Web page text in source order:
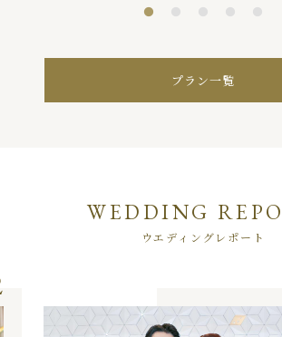
プラン一覧
WEDDING
ウエディングレポート